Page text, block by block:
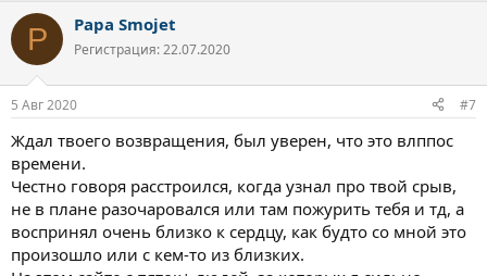
к
и
P Papa Smojet
Регистрация: 22.07.2020
5 Авг 2020 #7
Ждал твоего возвращения, был уверен, что это влппос
времени.
Честно говоря расстроился, когда узнал про твой срыв,
не в плане разочаровался или там пожурить тебя и тд, а
воспринял очень близко к сердцу, как будто со мной это
произошло или с кем-то из близких.